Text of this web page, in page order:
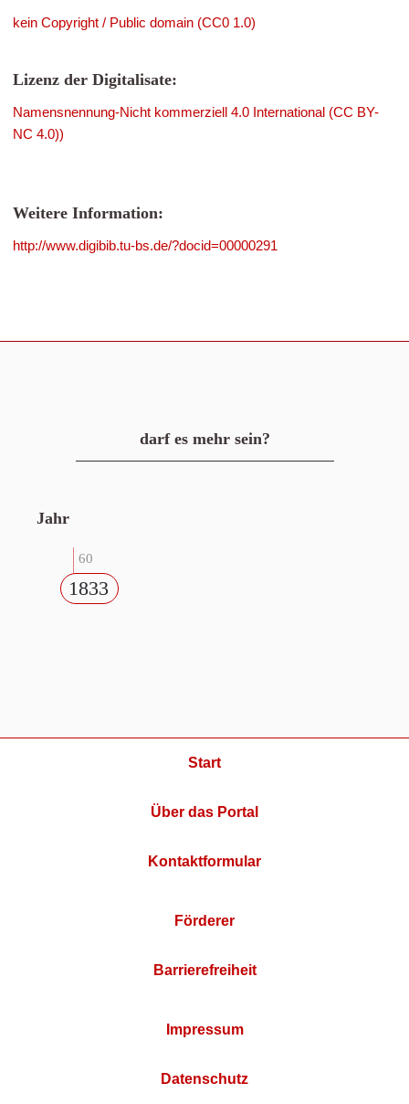
kein Copyright / Public domain (CC0 1.0)
Lizenz der Digitalisate:
Namensnennung-Nicht kommerziell 4.0 International (CC BY-
NC 4.0))
Weitere Information:
http://www.digibib.tu-bs.de/?docid=00000291
darf es mehr sein?
Jahr
60
1833
Start
Über das Portal
Kontaktformular
Förderer
Barrierefreiheit
Impressum
Datenschutz